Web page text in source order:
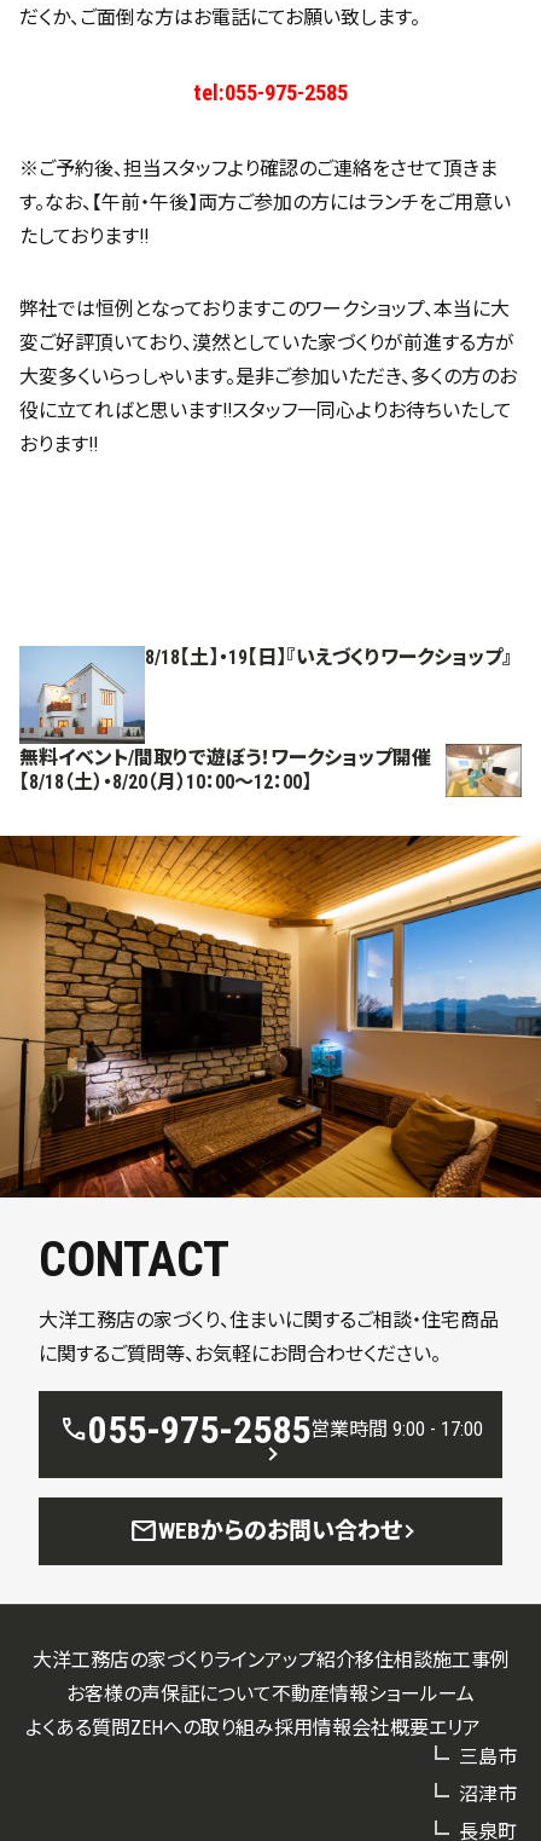
だくか、ご面倒な方はお電話にてお願い致します。
tel:055-975-2585
※ご予約後、担当スタッフより確認のご連絡をさせて頂きま
す。なお、【午前・午後】両方ご参加の方にはランチをご用意い
たしております!!
弊社では恒例となっておりますこのワークショップ、本当に大
変ご好評頂いており、漠然としていた家づくりが前進する方が
大変多くいらっしゃいます。是非ご参加いただき、多くの方のお
役に立てればと思います!!スタッフ一同心よりお待ちいたして
おります!!
8/18【土】・19【日】『いえづくりワークショップ』
無料イベント/間取りで遊ぼう！ワークショップ開催
【8/18（土）・8/20（月）10：00～12：00】
CONTACT
大洋工務店の家づくり、住まいに関するご相談・住宅商品
に関するご質問等、お気軽にお問合わせください。
call055-975-2585営業時間 9:00 - 17:00
mailWEBからのお問い合わせ
大洋工務店の家づくりラインアップ紹介移住相談施工事例
お客様の声保証について不動産情報ショールーム
よくある質問ZEHへの取り組み採用情報会社概要エリア
三島市
沼津市
長泉町